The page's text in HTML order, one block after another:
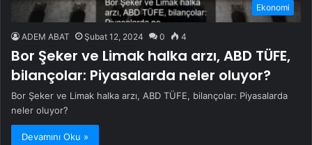
Ekonomi
ADEM ABAT Şubat 12, 2024 0 4
Bor Şeker ve Limak halka arzı, ABD TÜFE,
bilançolar: Piyasalarda neler oluyor?
Bor Şeker ve Limak halka arzı, ABD TÜFE, bilançolar: Piyasalarda
neler oluyor?
Devamını Oku »